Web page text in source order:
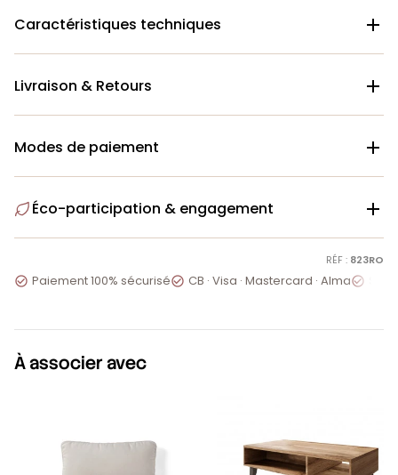
Caractéristiques techniques 
Livraison & Retours 
Modes de paiement 
Éco-participation & engagement 
RÉF : 823RO
 Paiement 100% sécurisé CB · Visa · Mastercard · Alma
À associer avec